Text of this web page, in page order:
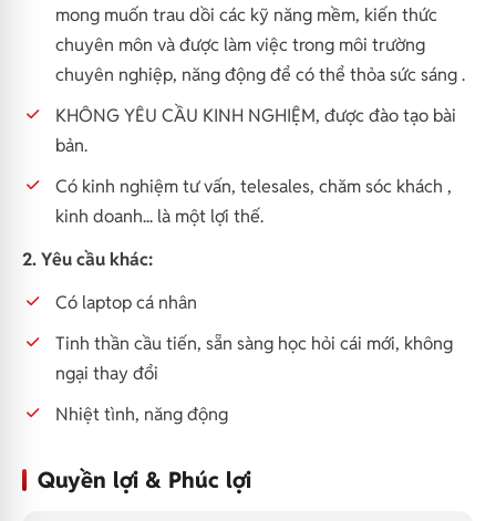
mong muốn trau dồi các kỹ năng mềm, kiến thức
chuyên môn và được làm việc trong môi trường
chuyên nghiệp, năng động để có thể thỏa sức sáng .
KHÔNG YÊU CẦU KINH NGHIỆM, được đào tạo bài
bản.
Có kinh nghiệm tư vấn, telesales, chăm sóc khách ,
kinh doanh... là một lợi thế.
2. Yêu cầu khác:
Có laptop cá nhân
Tinh thần cầu tiến, sẵn sàng học hỏi cái mới, không
ngại thay đổi
Nhiệt tình, năng động
Quyền lợi & Phúc lợi